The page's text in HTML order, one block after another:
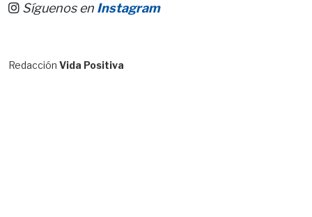
Síguenos en Instagram
Redacción Vida Positiva